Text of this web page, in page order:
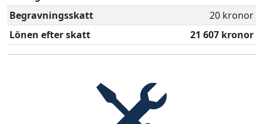
Begravningsskatt
20 kronor
Lönen efter skatt
21 607 kronor